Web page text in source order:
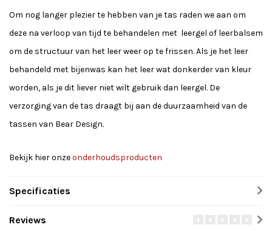
Om nog langer plezier te hebben van je tas raden we aan om
deze na verloop van tijd te behandelen met leergel of leerbalsem
om de structuur van het leer weer op te frissen. Als je het leer
behandeld met bijenwas kan het leer wat donkerder van kleur
worden, als je dit liever niet wilt gebruik dan leergel. De
verzorging van de tas draagt bij aan de duurzaamheid van de
tassen van Bear Design.
Bekijk hier onzeonderhoudsproducten
Specificaties
Reviews